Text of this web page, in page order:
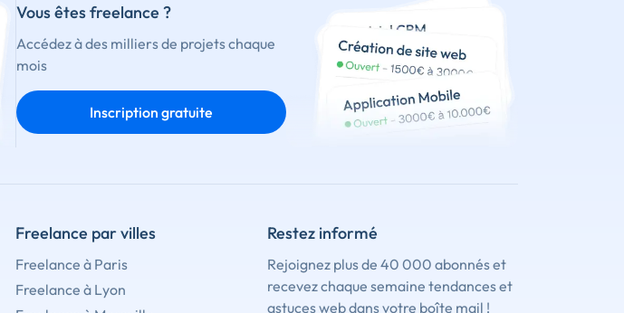
Vous êtes freelance ?
Accédez à des milliers de projets chaque
mois
Inscription gratuite
Freelance par villes
Freelance à Paris
Freelance à Lyon
Restez informé
Rejoignez plus de 40 000 abonnés et
recevez chaque semaine tendances et
astuces web dans votre boîte mail !